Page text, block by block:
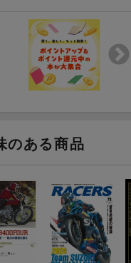
CHOUSUKE RETUR
ーツBOX」などレギュ
のある商品